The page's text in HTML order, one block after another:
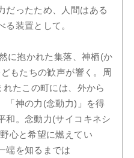
だったため、人間はある
る装置として。
に抱かれた集落、神栖(か
もたちの歓声が響く。周
たこの町には、外から
「神の力(念動力)」を得
和。念動力(サイコキネシ
心と希望に燃えてい
を知るまでは